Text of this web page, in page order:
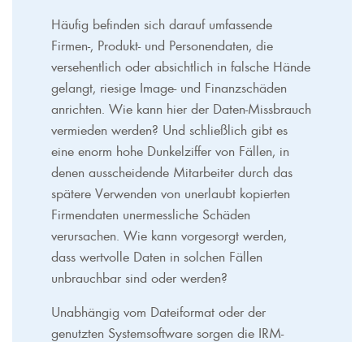
Häufig befinden sich darauf umfassende
Firmen-, Produkt- und Personendaten, die
versehentlich oder absichtlich in falsche Hände
gelangt, riesige Image- und Finanzschäden
anrichten. Wie kann hier der Daten-Missbrauch
vermieden werden? Und schließlich gibt es
eine enorm hohe Dunkelziffer von Fällen, in
denen ausscheidende Mitarbeiter durch das
spätere Verwenden von unerlaubt kopierten
Firmendaten unermessliche Schäden
verursachen. Wie kann vorgesorgt werden,
dass wertvolle Daten in solchen Fällen
unbrauchbar sind oder werden?
Unabhängig vom Dateiformat oder der
genutzten Systemsoftware sorgen die IRM-